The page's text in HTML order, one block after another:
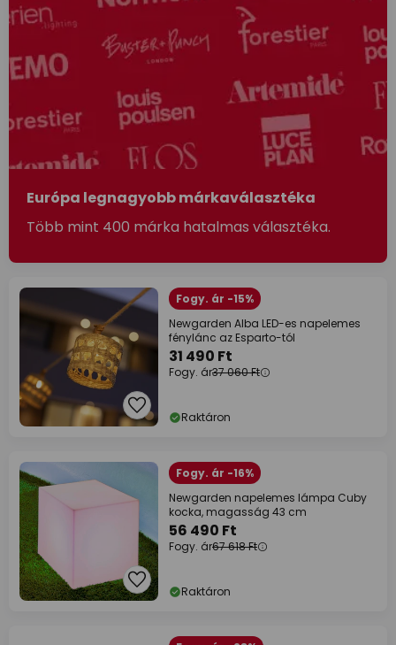
Európa legnagyobb márkaválasztéka
Több mint 400 márka hatalmas választéka.
Fogy. ár -15%
Newgarden Alba LED-es napelemes
fénylánc az Esparto-tól
31 490 Ft
Fogy. ár37 060 Ft
Raktáron
Fogy. ár -16%
Newgarden napelemes lámpa Cuby
kocka, magasság 43 cm
56 490 Ft
Fogy. ár67 618 Ft
Raktáron